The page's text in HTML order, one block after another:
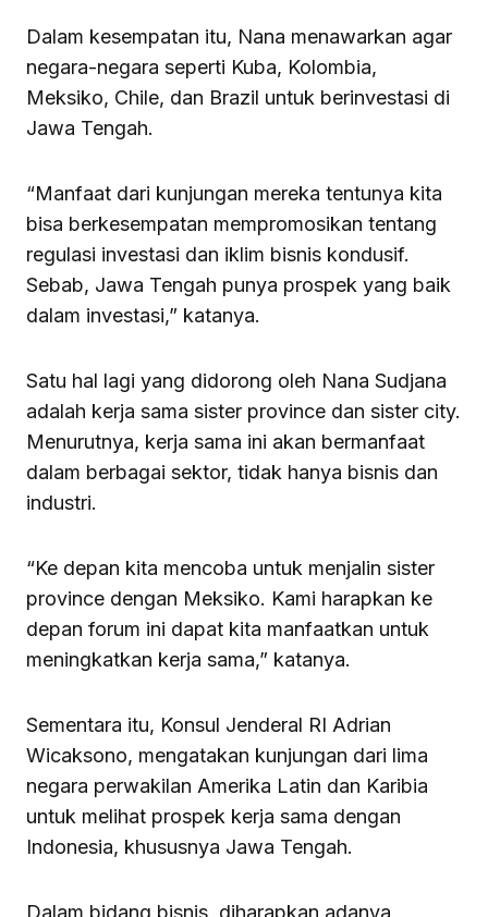
Dalam kesempatan itu, Nana menawarkan agar
negara-negara seperti Kuba, Kolombia,
Meksiko, Chile, dan Brazil untuk berinvestasi di
Jawa Tengah.
“Manfaat dari kunjungan mereka tentunya kita
bisa berkesempatan mempromosikan tentang
regulasi investasi dan iklim bisnis kondusif.
Sebab, Jawa Tengah punya prospek yang baik
dalam investasi,” katanya.
Satu hal lagi yang didorong oleh Nana Sudjana
adalah kerja sama sister province dan sister city.
Menurutnya, kerja sama ini akan bermanfaat
dalam berbagai sektor, tidak hanya bisnis dan
industri.
“Ke depan kita mencoba untuk menjalin sister
province dengan Meksiko. Kami harapkan ke
depan forum ini dapat kita manfaatkan untuk
meningkatkan kerja sama,” katanya.
Sementara itu, Konsul Jenderal RI Adrian
Wicaksono, mengatakan kunjungan dari lima
negara perwakilan Amerika Latin dan Karibia
untuk melihat prospek kerja sama dengan
Indonesia, khususnya Jawa Tengah.
Dalam bidang bisnis, diharapkan adanya